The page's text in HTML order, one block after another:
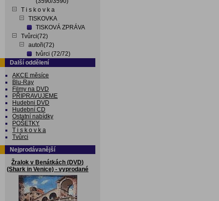
T i s k o v k a
TISKOVKA
TISKOVÁ ZPRÁVA
Tvůrci(72)
autoři(72)
tvůrci (72/72)
Další oddělení
AKCE měsíce
Blu-Ray
Filmy na DVD
PŘIPRAVUJEME
Hudebni DVD
Hudební CD
Ostatní nabídky
POŠETKY
T i s k o v k a
Tvůrci
Nejprodávanější
Žralok v Benátkách (DVD)
(Shark in Venice) - vyprodané